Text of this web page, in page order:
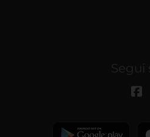
Segui